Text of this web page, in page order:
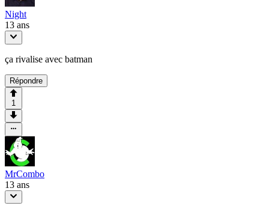
Night
13 ans
ça rivalise avec batman
Répondre
1
MrCombo
13 ans